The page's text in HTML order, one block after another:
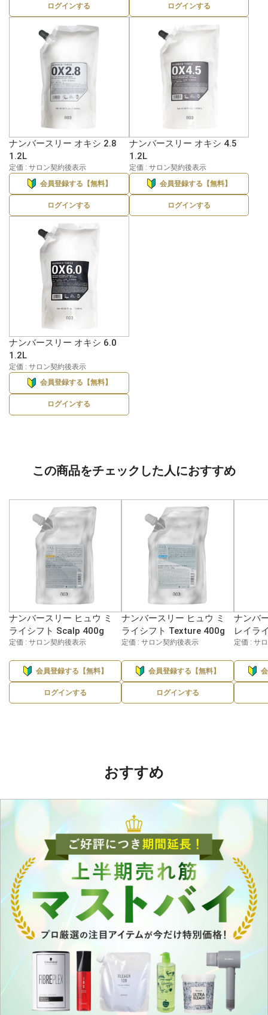
ログインする ログインする
ナンバースリー オキシ 2.8
1.2L
定価 : サロン契約後表示
会員登録する【無料】
ログインする
ナンバースリー オキシ 4.5
1.2L
定価 : サロン契約後表示
会員登録する【無料】
ログインする
ナンバースリー オキシ 6.0
1.2L
定価 : サロン契約後表示
会員登録する【無料】
ログインする
この商品をチェックした人におすすめ
ナンバースリー ヒュウ ミ
ライシフト Scalp 400g
定価 : サロン契約後表示
会員登録する【無料】
ログインする
ナンバースリー ヒュウ ミ
ライシフト Texture 400g
定価 : サロン契約後表示
会員登録する【無料】
ログインする
ナンバ
レイラ
定価 : サ
おすすめ